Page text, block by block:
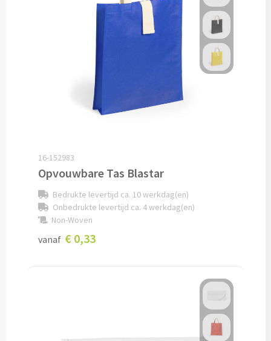
USB oplaadstekkers bedrukken
Reisladers & Reisstekkers bedrukken
Bedrade audio oordopjes bedrukken
Bedrade hoofdtelefoons bedrukken
Bluetooth speakers bedrukken
16-152983
Opvouwbare Tas Blastar
Bedrukte levertijd ca. 10 werkdag(en)
Onbedrukte levertijd ca. 4 werkdag(en)
Non-Woven
vanaf € 0,33